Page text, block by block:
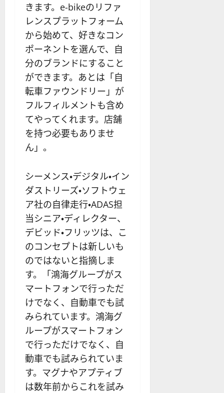
きます。e-bikeのリファ
レンスプラットフォーム
から始めて、好きなコン
ポーネントを選んで、自
分のブランドにすること
ができます。あとは「自
転車ファウンドリー」が
フルフィルメントも含め
てやってくれます。店舗
を持つ必要もありませ
ん」。
シーメンス・デジタル・イン
ダストリーズ・ソフトウェ
ア社の自律走行・ADAS担
当シニア・ディレクター、
デビッド・フリッツは、こ
のコンセプトは新しいも
のではないと指摘しま
す。「鴻海グループがス
マートフォンで行っただ
けでなく、自動車でも試
みられています。鴻海グ
ループがスマートフォン
で行っただけでなく、自
動車でも試みられていま
す。マグナやアプティブ
は数年前からこれを試み